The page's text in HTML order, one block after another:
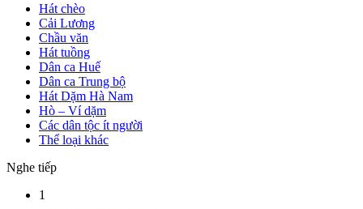
Hát chèo
Cải Lương
Chầu văn
Hát tuồng
Dân ca Huế
Dân ca Trung bộ
Hát Dặm Hà Nam
Hò – Ví dặm
Các dân tộc ít người
Thể loại khác
Nghe tiếp
1